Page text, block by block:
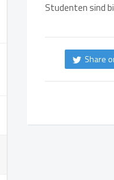
Studenten sind
Share